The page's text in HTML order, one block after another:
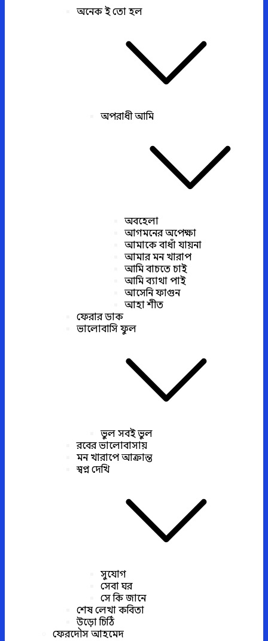
অনেক ই তো হল
অপরাধী আমি
অবহেলা
আগমনের অপেক্ষা
আমাকে বাধাঁ যায়না
আমার মন খারাপ
আমি বাচতে চাই
আমি ব্যাথা পাই
আসেনি ফাগুন
আহা শীত
ফেরার ডাক
ভালোবাসি ফুল
ভুল সবই ভুল
রবের ভালোবাসায়
মন খারাপে আক্রান্ত
স্বপ্ন দেখি
সুযোগ
সেবা ঘর
সে কি জানে
শেষ লেখা কবিতা
উড়ো চিঠি
ফেরদৌস আহমেদ